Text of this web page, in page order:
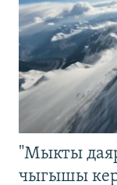
"Мыкты
чыгышы